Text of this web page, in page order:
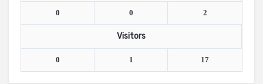
0 0 2
Visitors
0 1 17